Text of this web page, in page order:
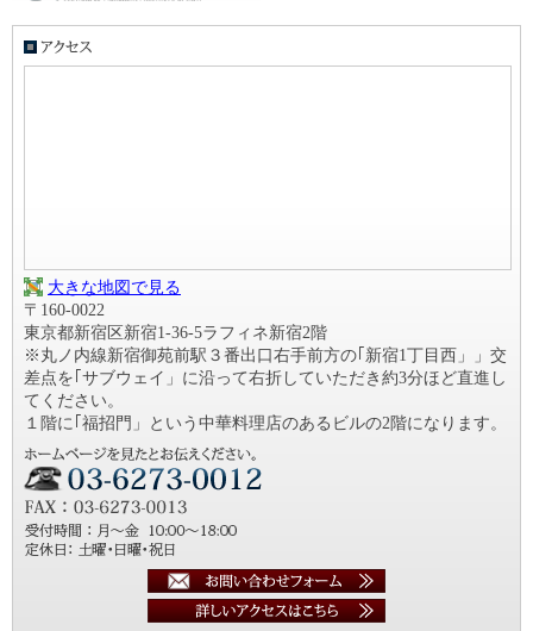
大きな地図で見る
〒160-0022
東京都新宿区新宿1-36-5ラフィネ新宿2階
※丸ノ内線新宿御苑前駅３番出口右手前方の｢新宿1丁目西」」交
差点を｢サブウェイ」に沿って右折していただき約3分ほど直進し
てください。
１階に｢福招門」という中華料理店のあるビルの2階になります。